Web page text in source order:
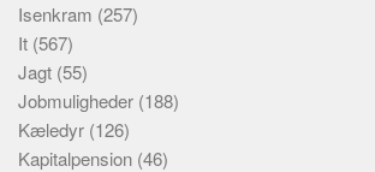
Isenkram (257)
It (567)
Jagt (55)
Jobmuligheder (188)
Kæledyr (126)
Kapitalpension (46)